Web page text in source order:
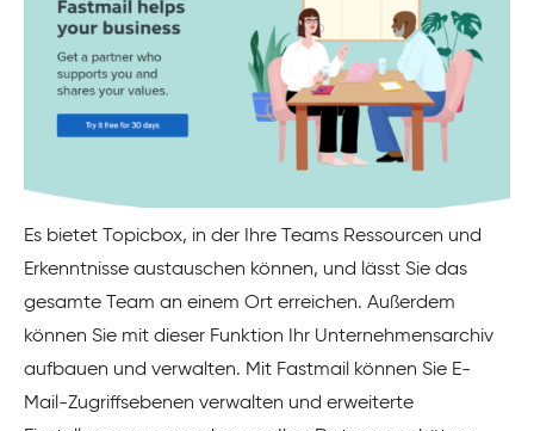
Es bietet Topicbox, in der Ihre Teams Ressourcen und
Erkenntnisse austauschen können, und lässt Sie das
gesamte Team an einem Ort erreichen. Außerdem
können Sie mit dieser Funktion Ihr Unternehmensarchiv
aufbauen und verwalten. Mit Fastmail können Sie E-
Mail-Zugriffsebenen verwalten und erweiterte